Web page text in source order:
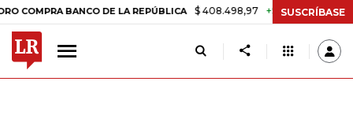
BANCO DE LA REPÚBLICA $ 408.498,97 +$ 8.753,81 +2,19%
SUSCRÍBASE